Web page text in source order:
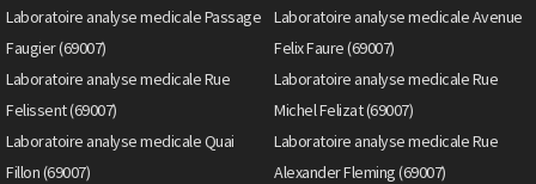
Laboratoire analyse medicale Passage
Faugier (69007)
Laboratoire analyse medicale Avenue
Felix Faure (69007)
Laboratoire analyse medicale Rue
Felissent (69007)
Laboratoire analyse medicale Rue
Michel Felizat (69007)
Laboratoire analyse medicale Quai
Fillon (69007)
Laboratoire analyse medicale Rue
Alexander Fleming (69007)